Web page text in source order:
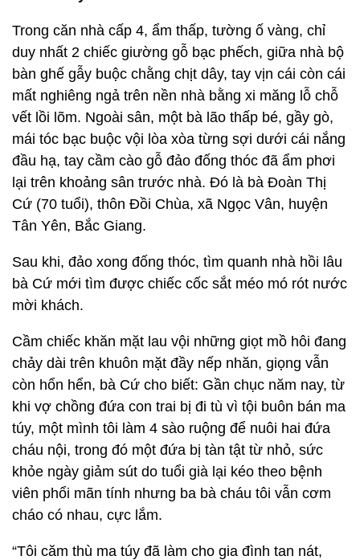
Trong căn nhà cấp 4, ẩm thấp, tường ố vàng, chỉ
duy nhất 2 chiếc giường gỗ bạc phếch, giữa nhà bộ
bàn ghế gẫy buộc chằng chịt dây, tay vịn cái còn cái
mất nghiêng ngả trên nền nhà bằng xi măng lỗ chỗ
vết lồi lõm. Ngoài sân, một bà lão thấp bé, gầy gò,
mái tóc bạc buộc vội lòa xòa từng sợi dưới cái nắng
đầu hạ, tay cầm cào gỗ đảo đống thóc đã ẩm phơi
lại trên khoảng sân trước nhà. Đó là bà Đoàn Thị
Cứ (70 tuổi), thôn Đồi Chùa, xã Ngọc Vân, huyện
Tân Yên, Bắc Giang.
Sau khi, đảo xong đống thóc, tìm quanh nhà hồi lâu
bà Cứ mới tìm được chiếc cốc sắt méo mó rót nước
mời khách.
Cầm chiếc khăn mặt lau vội những giọt mồ hôi đang
chảy dài trên khuôn mặt đầy nếp nhăn, giọng vẫn
còn hổn hển, bà Cứ cho biết: Gần chục năm nay, từ
khi vợ chồng đứa con trai bị đi tù vì tội buôn bán ma
túy, một mình tôi làm 4 sào ruộng để nuôi hai đứa
cháu nội, trong đó một đứa bị tàn tật từ nhỏ, sức
khỏe ngày giảm sút do tuổi già lại kéo theo bệnh
viên phổi mãn tính nhưng ba bà cháu tôi vẫn cơm
cháo có nhau, cực lắm.
“Tôi căm thù ma túy đã làm cho gia đình tan nát,